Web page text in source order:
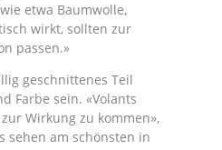
etwa Baumwolle,
wirkt, sollten zur
passen.»
geschnittenes Teil
Farbe sein. «Volants
Wirkung zu kommen»,
sehen am schönsten in